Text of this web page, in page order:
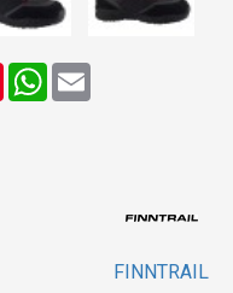
PinterestWhatsApp
Email
FINNTRAIL